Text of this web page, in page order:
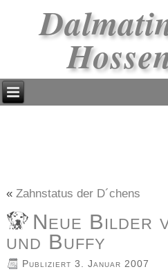
«Zahnstatus der D´chens
Neue Bilder
und Buffy
Publiziert 3. Januar 2007